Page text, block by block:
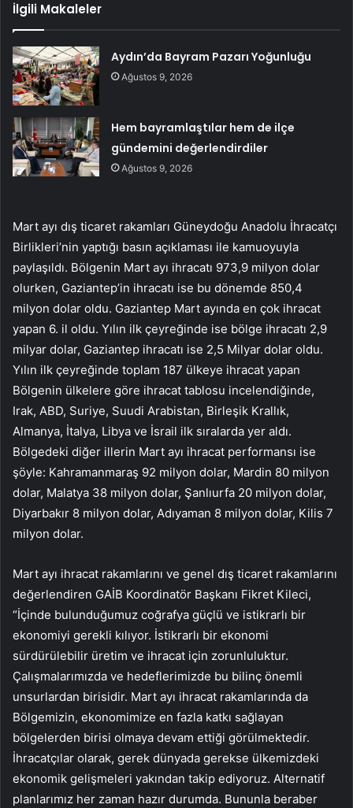
İlgili Makaleler
Aydın’da Bayram Pazarı Yoğunluğu
Ağustos 9, 2026
Hem bayramlaştılar hem de ilçe
gündemini değerlendirdiler
Ağustos 9, 2026
Mart ayı dış ticaret rakamları Güneydoğu Anadolu İhracatçı
Birlikleri’nin yaptığı basın açıklaması ile kamuoyuyla
paylaşıldı. Bölgenin Mart ayı ihracatı 973,9 milyon dolar
olurken, Gaziantep’in ihracatı ise bu dönemde 850,4
milyon dolar oldu. Gaziantep Mart ayında en çok ihracat
yapan 6. il oldu. Yılın ilk çeyreğinde ise bölge ihracatı 2,9
milyar dolar, Gaziantep ihracatı ise 2,5 Milyar dolar oldu.
Yılın ilk çeyreğinde toplam 187 ülkeye ihracat yapan
Bölgenin ülkelere göre ihracat tablosu incelendiğinde,
Irak, ABD, Suriye, Suudi Arabistan, Birleşik Krallık,
Almanya, İtalya, Libya ve İsrail ilk sıralarda yer aldı.
Bölgedeki diğer illerin Mart ayı ihracat performansı ise
şöyle: Kahramanmaraş 92 milyon dolar, Mardin 80 milyon
dolar, Malatya 38 milyon dolar, Şanlıurfa 20 milyon dolar,
Diyarbakır 8 milyon dolar, Adıyaman 8 milyon dolar, Kilis 7
milyon dolar.
Mart ayı ihracat rakamlarını ve genel dış ticaret rakamlarını
değerlendiren GAİB Koordinatör Başkanı Fikret Kileci,
“İçinde bulunduğumuz coğrafya güçlü ve istikrarlı bir
ekonomiyi gerekli kılıyor. İstikrarlı bir ekonomi
sürdürülebilir üretim ve ihracat için zorunluluktur.
Çalışmalarımızda ve hedeflerimizde bu bilinç önemli
unsurlardan birisidir. Mart ayı ihracat rakamlarında da
Bölgemizin, ekonomimize en fazla katkı sağlayan
bölgelerden birisi olmaya devam ettiği görülmektedir.
İhracatçılar olarak, gerek dünyada gerekse ülkemizdeki
ekonomik gelişmeleri yakından takip ediyoruz. Alternatif
planlarımız her zaman hazır durumda. Bununla beraber